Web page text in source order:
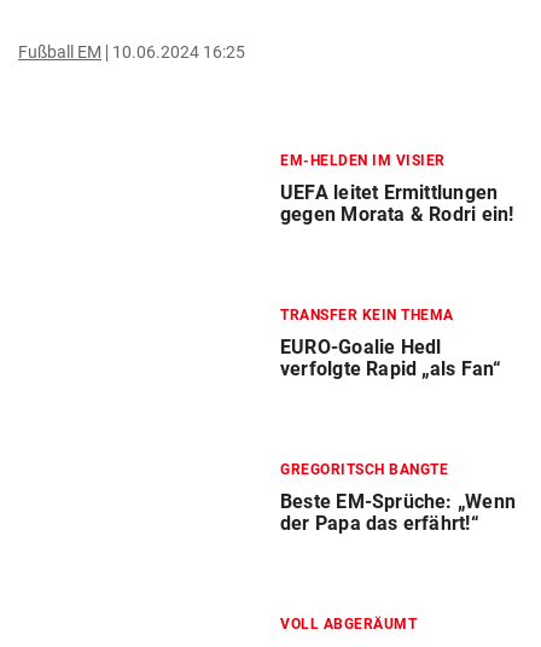
Fußball EM 10.06.2024 16:25
EM-HELDEN IM VISIER
UEFA leitet Ermittlungen
gegen Morata & Rodri ein!
TRANSFER KEIN THEMA
EURO-Goalie Hedl
verfolgte Rapid „als Fan“
GREGORITSCH BANGTE
Beste EM-Sprüche: „Wenn
der Papa das erfährt!“
VOLL ABGERÄUMT